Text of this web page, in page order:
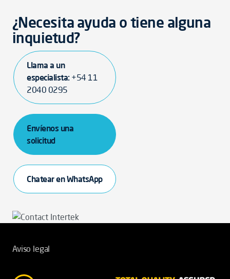
¿Necesita ayuda o tiene alguna
inquietud?
Llama a un
especialista: +54 11
2040 0295
Envíenos una
solicitud
Chatear en WhatsApp
Aviso legal